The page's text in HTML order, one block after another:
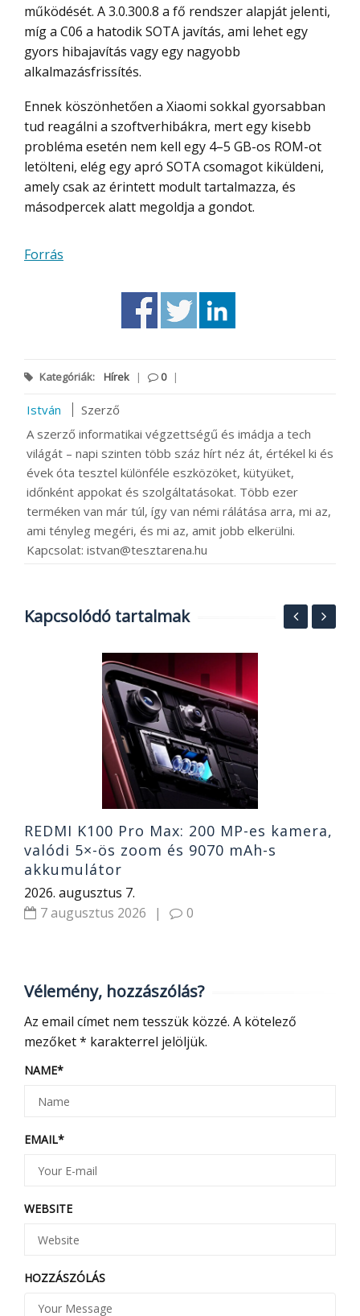
működését. A 3.0.300.8 a fő rendszer alapját jelenti,
míg a C06 a hatodik SOTA javítás, ami lehet egy
gyors hibajavítás vagy egy nagyobb
alkalmazásfrissítés.
Ennek köszönhetően a Xiaomi sokkal gyorsabban
tud reagálni a szoftverhibákra, mert egy kisebb
probléma esetén nem kell egy 4–5 GB-os ROM-ot
letölteni, elég egy apró SOTA csomagot kiküldeni,
amely csak az érintett modult tartalmazza, és
másodpercek alatt megoldja a gondot.
Forrás
Kategóriák: Hírek | 0 |
István
Szerző
A szerző informatikai végzettségű és imádja a tech
világát – napi szinten több száz hírt néz át, értékel ki és
évek óta tesztel különféle eszközöket, kütyüket,
időnként appokat és szolgáltatásokat. Több ezer
terméken van már túl, így van némi rálátása arra, mi az,
ami tényleg megéri, és mi az, amit jobb elkerülni.
Kapcsolat: istvan@tesztarena.hu
Kapcsolódó tartalmak
REDMI K100 Pro Max: 200 MP-es kamera,
valódi 5×-ös zoom és 9070 mAh-s
akkumulátor
2026. augusztus 7.
7 augusztus 2026
| 0
Vélemény, hozzászólás?
Az email címet nem tesszük közzé. A kötelező
mezőket* karakterrel jelöljük.
NAME*
EMAIL*
WEBSITE
HOZZÁSZÓLÁS